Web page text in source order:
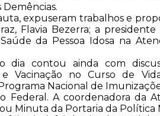
expuseram trabalhos e
Flavia Bezerra; a
da Pessoa Idosa na
dia contou ainda com
Vacinação no Curso de
Nacional de
Federal. A coordenadora da
Minuta da Portaria da Política